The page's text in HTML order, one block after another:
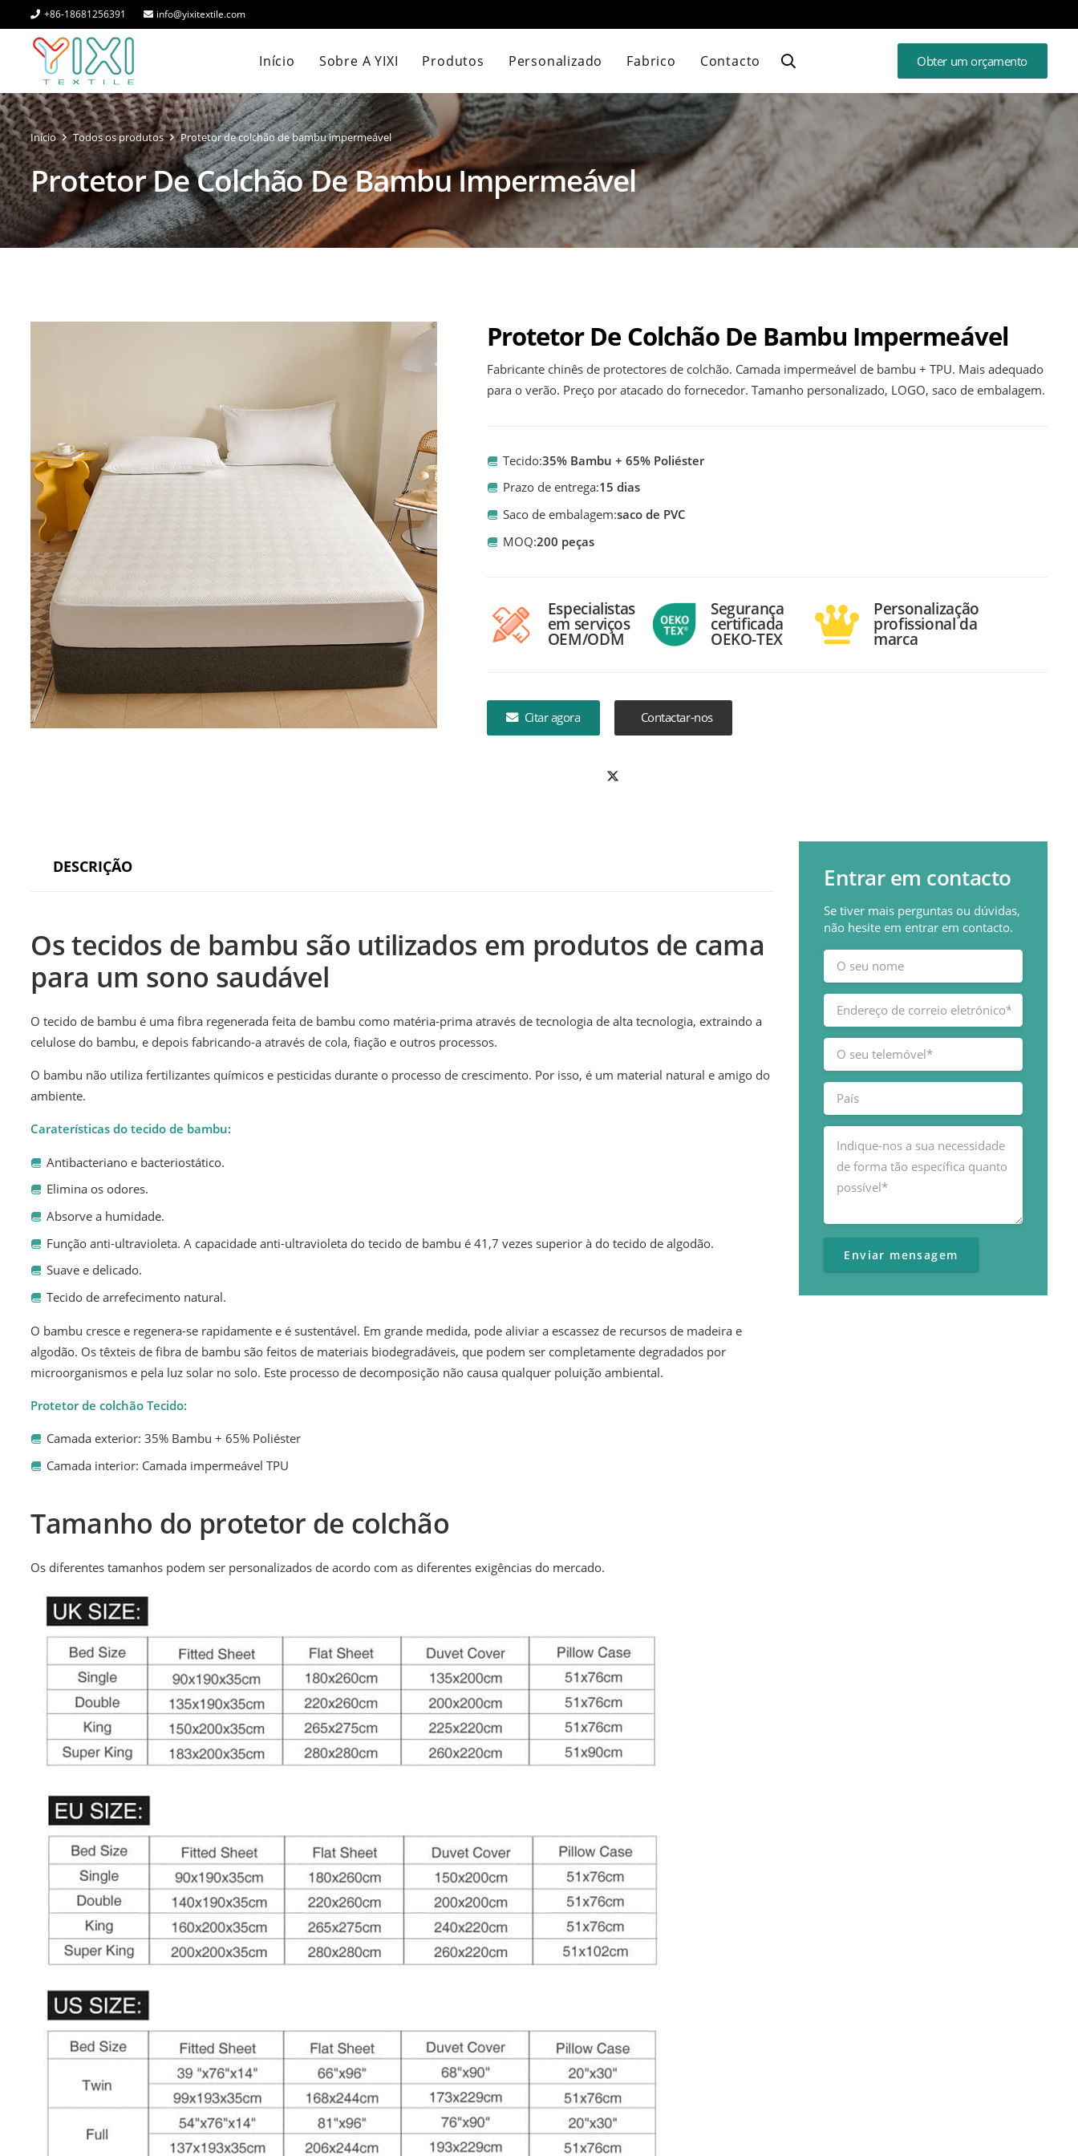
+86-18681256391 info@yixitextile.com
Início Sobre A YIXI Produtos Personalizado Fabrico Contacto Obter um orçamento
Início Todos os produtos Protetor de colchão de bambu impermeável
Protetor De Colchão De Bambu Impermeável
Protetor De Colchão De Bambu Impermeável
Fabricante chinês de protectores de colchão. Camada impermeável de bambu + TPU. Mais adequado
para o verão. Preço por atacado do fornecedor. Tamanho personalizado, LOGO, saco de embalagem.
Tecido:35% Bambu + 65% Poliéster
Prazo de entrega:15 dias
Saco de embalagem:saco de PVC
MOQ:200 peças
Especialistas
em serviços
OEM/ODM
Segurança
certificada
OEKO-TEX
Personalização
profissional da
marca
Citar agora Contactar-nos
DESCRIÇÃO
Os tecidos de bambu são utilizados em produtos de cama
para um sono saudável
O tecido de bambu é uma fibra regenerada feita de bambu como matéria-prima através de tecnologia de alta tecnologia, extraindo a
celulose do bambu, e depois fabricando-a através de cola, fiação e outros processos.
O bambu não utiliza fertilizantes químicos e pesticidas durante o processo de crescimento. Por isso, é um material natural e amigo do
ambiente.
Caraterísticas do tecido de bambu:
Antibacteriano e bacteriostático.
Elimina os odores.
Absorve a humidade.
Função anti-ultravioleta. A capacidade anti-ultravioleta do tecido de bambu é 41,7 vezes superior à do tecido de algodão.
Suave e delicado.
Tecido de arrefecimento natural.
O bambu cresce e regenera-se rapidamente e é sustentável. Em grande medida, pode aliviar a escassez de recursos de madeira e
algodão. Os têxteis de fibra de bambu são feitos de materiais biodegradáveis, que podem ser completamente degradados por
microorganismos e pela luz solar no solo. Este processo de decomposição não causa qualquer poluição ambiental.
Protetor de colchão Tecido:
Camada exterior: 35% Bambu + 65% Poliéster
Camada interior: Camada impermeável TPU
Tamanho do protetor de colchão
Os diferentes tamanhos podem ser personalizados de acordo com as diferentes exigências do mercado.
Entrar em contacto
Se tiver mais perguntas ou dúvidas,
não hesite em entrar em contacto.